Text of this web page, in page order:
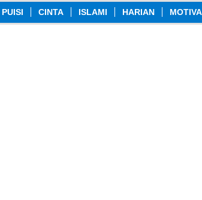
PUISI CINTA ISLAMI HARIAN